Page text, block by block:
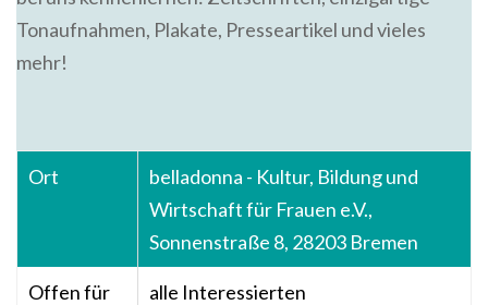
Tonaufnahmen, Plakate, Presseartikel und vieles
mehr!
Ort
belladonna - Kultur, Bildung und
Wirtschaft für Frauen e.V.,
Sonnenstraße 8, 28203 Bremen
Offen für alle Interessierten